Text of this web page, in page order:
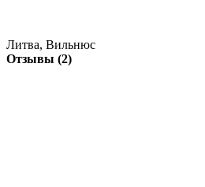
Литва, Вильнюс
Отзывы (2)